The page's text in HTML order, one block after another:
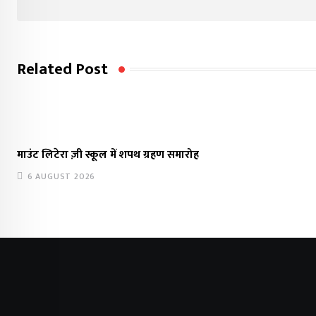
Related Post
माउंट लिटेरा ज़ी स्कूल में शपथ ग्रहण समारोह
6 AUGUST 2026